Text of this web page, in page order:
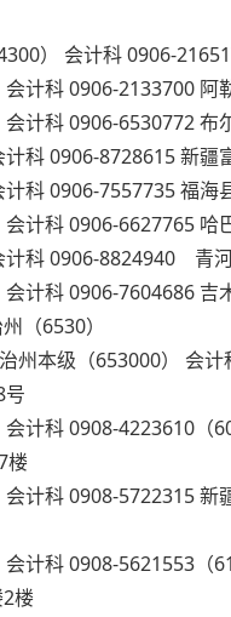
） 会计科 0906-
计科 0906-2133700 阿
计科 0906-6530772 布
科 0906-8728615 新
科 0906-7557735 福海
计科 0906-6627765
计科 0906-8824940 青
计科 0906-7604686 吉
（6530）
州本级（653000） 会
号
计科 0908-4223610（
楼
计科 0908-5722315
计科 0908-5621553（
楼